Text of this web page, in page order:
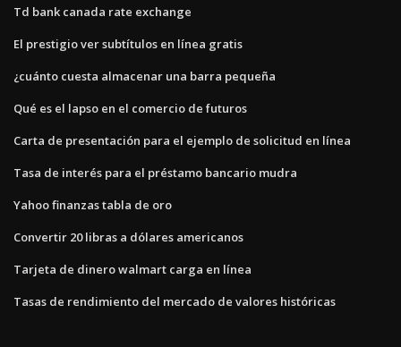
Td bank canada rate exchange
El prestigio ver subtítulos en línea gratis
¿cuánto cuesta almacenar una barra pequeña
Qué es el lapso en el comercio de futuros
Carta de presentación para el ejemplo de solicitud en línea
Tasa de interés para el préstamo bancario mudra
Yahoo finanzas tabla de oro
Convertir 20 libras a dólares americanos
Tarjeta de dinero walmart carga en línea
Tasas de rendimiento del mercado de valores históricas